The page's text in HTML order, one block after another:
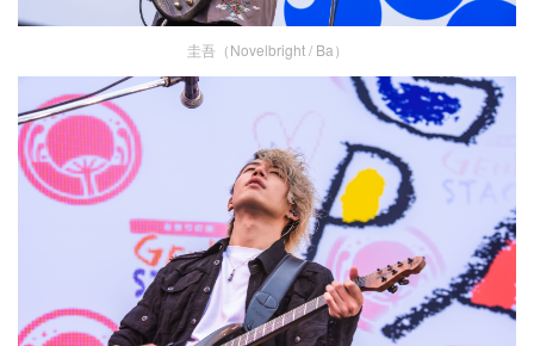
圭吾（Novelbright / Ba）